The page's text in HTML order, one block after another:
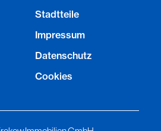
Stadtteile
Impressum
Datenschutz
Cookies